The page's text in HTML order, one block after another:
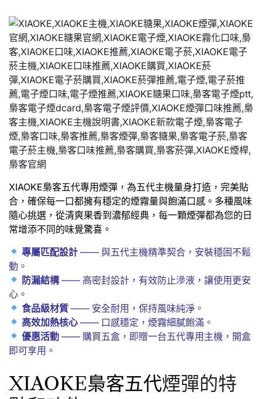
XIAOKE梟客五代專用煙彈，為五代主機量身打造，完美貼
合，確保每一口都擁有穩定的煙霧量與飽滿口感。多種風味
隨心挑選，從清爽果香到濃郁經典，每一顆煙彈都為您的日
常增添不同的味覺驚喜。
專屬匹配設計 —— 與五代主機精準契合，安裝穩固不鬆
動。
防漏結構—— 高密封設計，有效防止滲液，讓使用更安
心。
食品級材質 —— 安全耐用，保持風味純淨。
高效加熱核心 —— 口感穩定，煙霧細膩飽滿。
優惠活動 —— 購買五盒，即贈一台五代專用主機，開盒
即可享用。
XIAOKE梟客五代煙彈的特